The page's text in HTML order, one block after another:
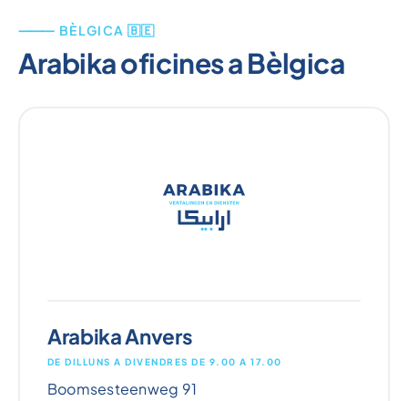
⸻ BÈLGICA 🇧🇪
Arabika oficines a Bèlgica
Arabika Anvers
DE DILLUNS A DIVENDRES DE 9.00 A 17.00
Boomsesteenweg 91